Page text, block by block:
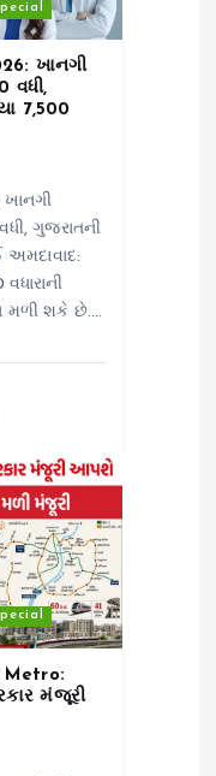
ખાનગી
વધી,
7,500
ગુજરાતની
મળી શકે છે.…
Metro:
મંજૂરી